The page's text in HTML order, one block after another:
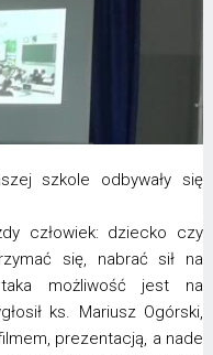
szkole odbywały się
człowiek: dziecko czy
się, nabrać sił na
możliwość jest na
ks. Mariusz Ogórski,
prezentacją, a nade